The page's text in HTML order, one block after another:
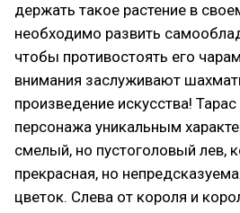
держать такое растение в
необходимо развить
чтобы противостоять его
внимания заслуживают
произведение искусства!
персонажа уникальным
смелый, но пустоголовый лев,
прекрасная, но
цветок. Слева от короля и